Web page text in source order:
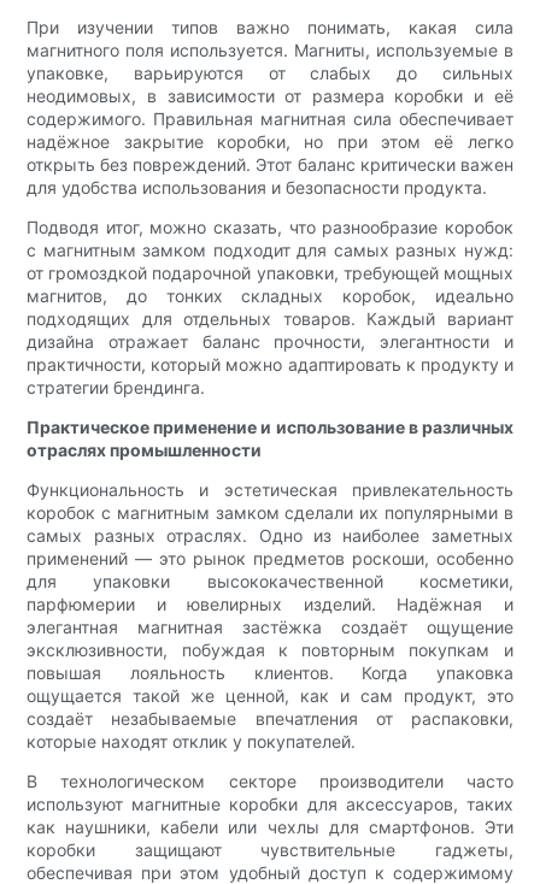
При изучении типов важно понимать, какая сила
магнитного поля используется. Магниты, используемые в
упаковке, варьируются от слабых до сильных
неодимовых, в зависимости от размера коробки и её
содержимого. Правильная магнитная сила обеспечивает
надёжное закрытие коробки, но при этом её легко
открыть без повреждений. Этот баланс критически важен
для удобства использования и безопасности продукта.
Подводя итог, можно сказать, что разнообразие коробок
с магнитным замком подходит для самых разных нужд:
от громоздкой подарочной упаковки, требующей мощных
магнитов, до тонких складных коробок, идеально
подходящих для отдельных товаров. Каждый вариант
дизайна отражает баланс прочности, элегантности и
практичности, который можно адаптировать к продукту и
стратегии брендинга.
Практическое применение и использование в различных
отраслях промышленности
Функциональность и эстетическая привлекательность
коробок с магнитным замком сделали их популярными в
самых разных отраслях. Одно из наиболее заметных
применений — это рынок предметов роскоши, особенно
для упаковки высококачественной косметики,
парфюмерии и ювелирных изделий. Надёжная и
элегантная магнитная застёжка создаёт ощущение
эксклюзивности, побуждая к повторным покупкам и
повышая лояльность клиентов. Когда упаковка
ощущается такой же ценной, как и сам продукт, это
создаёт незабываемые впечатления от распаковки,
которые находят отклик у покупателей.
В технологическом секторе производители часто
используют магнитные коробки для аксессуаров, таких
как наушники, кабели или чехлы для смартфонов. Эти
коробки защищают чувствительные гаджеты,
обеспечивая при этом удобный доступ к содержимому